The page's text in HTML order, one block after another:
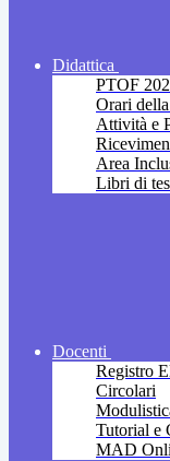
Didattica
PTOF
Orari
Attività e
Area
Libri di
Docenti
Registro
Circolari
Tutorial e
MAD